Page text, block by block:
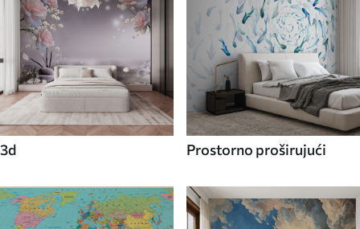
3d Prostorno proširujući